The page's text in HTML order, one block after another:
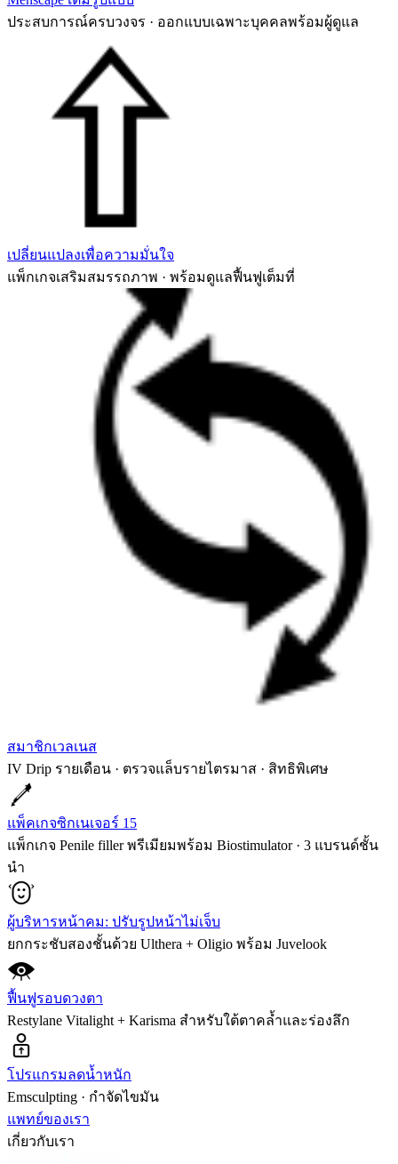
ประสบการณ์ครบวงจร · ออกแบบเฉพาะบุคคลพร้อมผู้ดูแล
เปลี่ยนแปลงเพื่อความมั่นใจ
แพ็กเกจเสริมสมรรถภาพ · พร้อมดูแลฟื้นฟูเต็มที่
สมาชิกเวลเนส
IV Drip รายเดือน · ตรวจแล็บรายไตรมาส · สิทธิพิเศษ
แพ็คเกจซิกเนเจอร์ 15
แพ็กเกจ Penile filler พรีเมียมพร้อม Biostimulator · 3 แบรนด์ชั้น
นำ
ผู้บริหารหน้าคม: ปรับรูปหน้าไม่เจ็บ
ยกกระชับสองชั้นด้วย Ulthera + Oligio พร้อม Juvelook
ฟื้นฟูรอบดวงตา
Restylane Vitalight + Karisma สำหรับใต้ตาคล้ำและร่องลึก
โปรแกรมลดน้ำหนัก
Emsculpting · กำจัดไขมัน
แพทย์ของเรา
เกี่ยวกับเรา